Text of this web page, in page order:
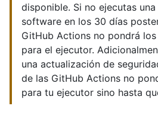
disponible. Si no ejecutas
software en los 30 días
GitHub Actions no pondrá
para el ejecutor.
una actualización de
de las GitHub Actions no
para tu ejecutor sino hasta